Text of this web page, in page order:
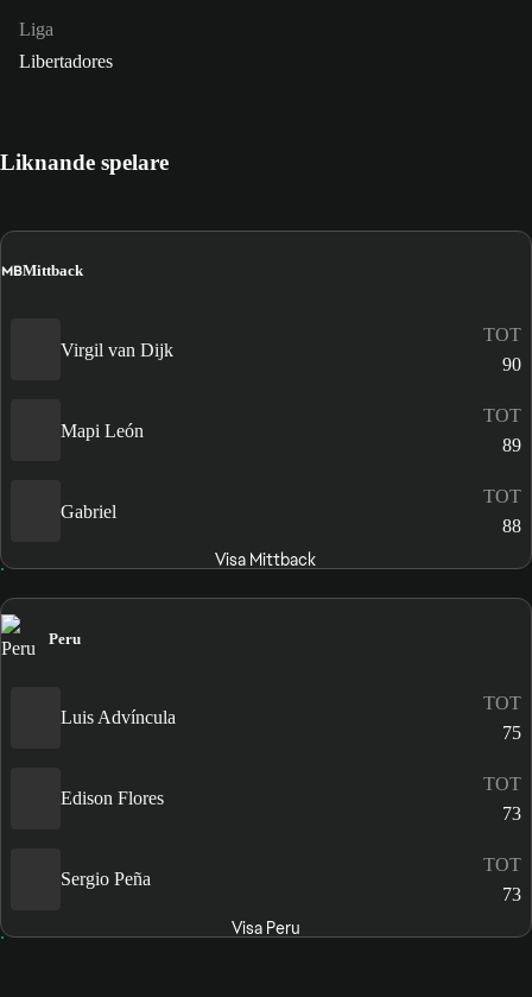
Liga
Libertadores
Liknande spelare
MBMittback
Virgil van Dijk
TOT
90
Mapi León
TOT
89
Gabriel
TOT
88
Visa Mittback
Peru
Luis Advíncula
TOT
75
Edison Flores
TOT
73
Sergio Peña
TOT
73
Visa Peru